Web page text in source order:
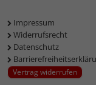
Impressum
Widerrufsrecht
Datenschutz
Vertrag widerrufen